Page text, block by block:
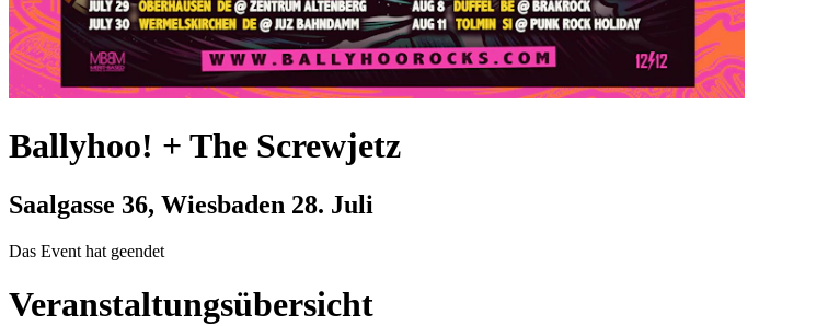
Ballyhoo! + The Screwjetz
Saalgasse 36, Wiesbaden 28. Juli
Das Event hat geendet
Veranstaltungsübersicht